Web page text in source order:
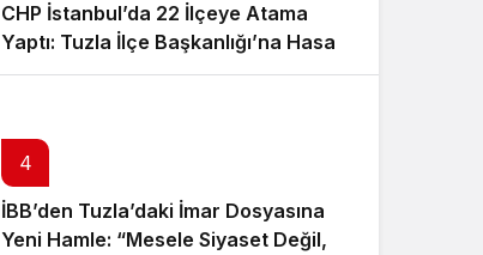
CHP İstanbul’da 22 İlçeye Atama
Yaptı: Tuzla İlçe Başkanlığı’na Hasan
Uzunyayla Getirildi
4
İBB’den Tuzla’daki İmar Dosyasına
Yeni Hamle: “Mesele Siyaset Değil,